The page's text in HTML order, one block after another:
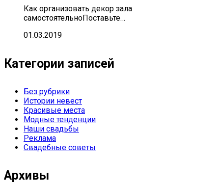
Как организовать декор зала
самостоятельноПоставьте…
01.03.2019
Категории записей
Без рубрики
Истории невест
Красивые места
Модные тенденции
Наши свадьбы
Реклама
Свадебные советы
Архивы